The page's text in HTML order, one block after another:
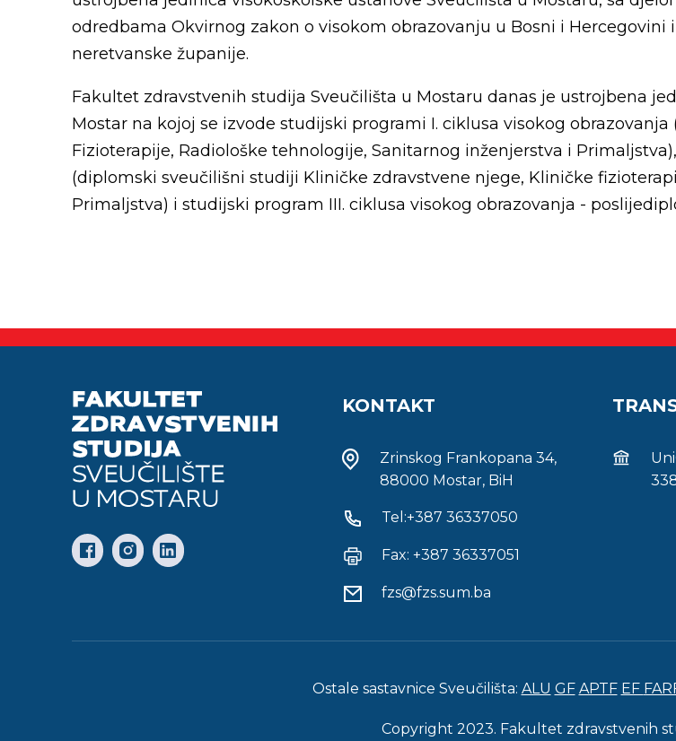
odredbama Okvirnog zakon o visokom obrazovanju u Bosni i
neretvanske županije.
Fakultet zdravstvenih studija Sveučilišta u Mostaru danas je ustrojbena
Mostar na kojoj se izvode studijski programi I. ciklusa visokog
Fizioterapije, Radiološke tehnologije, Sanitarnog inženjerstva i
(diplomski sveučilišni studiji Kliničke zdravstvene njege, Kliničke
Primaljstva) i studijski program III. ciklusa visokog obrazovanja -
KONTAKT
Zrinskog Frankopana 34,
88000 Mostar, BiH
Tel:+387 36337050
Fax: +387 36337051
fzs@fzs.sum.ba
Ostale sastavnice Sveučilišta: ALU GF APTF EF
Copyright 2023. Fakultet zdravstvenih